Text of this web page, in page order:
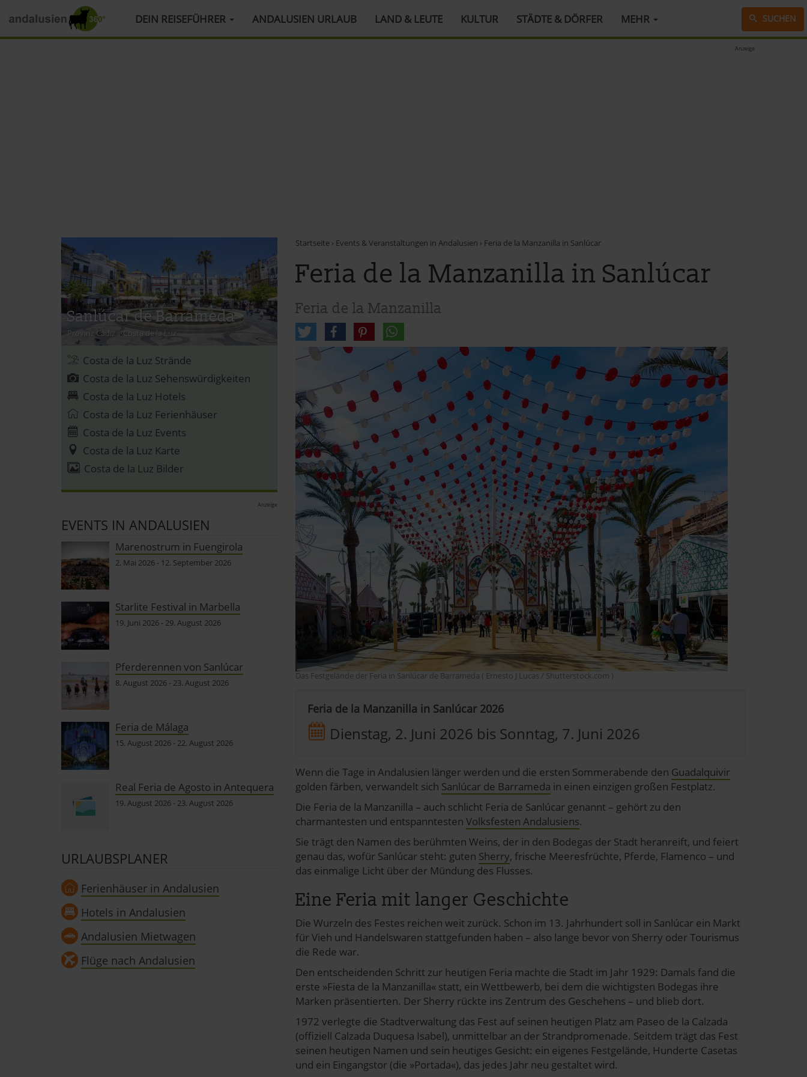
HAUPTMENÜ DEIN REISEFÜHRER ANDALUSIEN URLAUB LAND & LEUTE KULTUR STÄDTE & DÖRFER MEHR SUCHEN
Anzeige
Startseite › Events & Veranstaltungen in Andalusien › Feria de la Manzanilla in Sanlúcar
Feria de la Manzanilla in Sanlúcar
Feria de la Manzanilla
Das Festgelände der Feria in Sanlúcar de Barrameda ( Ernesto J Lucas / Shutterstock.com )
Feria de la Manzanilla in Sanlúcar 2026
Dienstag, 2. Juni 2026 bis Sonntag, 7. Juni 2026
Wenn die Tage in Andalusien länger werden und die ersten Sommerabende den Guadalquivir
golden färben, verwandelt sich Sanlúcar de Barrameda in einen einzigen großen Festplatz.
Die Feria de la Manzanilla – auch schlicht Feria de Sanlúcar genannt – gehört zu den
charmantesten und entspanntesten Volksfesten Andalusiens.
Sie trägt den Namen des berühmten Weins, der in den Bodegas der Stadt heranreift, und feiert
genau das, wofür Sanlúcar steht: guten Sherry, frische Meeresfrüchte, Pferde, Flamenco – und
das einmalige Licht über der Mündung des Flusses.
Eine Feria mit langer Geschichte
Die Wurzeln des Festes reichen weit zurück. Schon im 13. Jahrhundert soll in Sanlúcar ein Markt
für Vieh und Handelswaren stattgefunden haben – also lange bevor von Sherry oder Tourismus
die Rede war.
Den entscheidenden Schritt zur heutigen Feria machte die Stadt im Jahr 1929: Damals fand die
erste »Fiesta de la Manzanilla« statt, ein Wettbewerb, bei dem die wichtigsten Bodegas ihre
Marken präsentierten. Der Sherry rückte ins Zentrum des Geschehens – und blieb dort.
1972 verlegte die Stadtverwaltung das Fest auf seinen heutigen Platz am Paseo de la Calzada
(offiziell Calzada Duquesa Isabel), unmittelbar an der Strandpromenade. Seitdem trägt das Fest
seinen heutigen Namen und sein heutiges Gesicht: ein eigenes Festgelände, Hunderte Casetas
und ein Eingangstor (die »Portada«), das jedes Jahr neu gestaltet wird.
Sanlúcar de Barrameda
Provinz Cádiz |Costa de la Luz
Costa de la Luz Strände
Costa de la Luz Sehenswürdigkeiten
Costa de la Luz Hotels
Costa de la Luz Ferienhäuser
Costa de la Luz Events
Costa de la Luz Karte
Costa de la Luz Bilder
Anzeige
EVENTS IN ANDALUSIEN
Marenostrum in Fuengirola
2. Mai 2026 - 12. September 2026
Starlite Festival in Marbella
19. Juni 2026 - 29. August 2026
Pferderennen von Sanlúcar
8. August 2026 - 23. August 2026
Feria de Málaga
15. August 2026 - 22. August 2026
Real Feria de Agosto in Antequera
19. August 2026 - 23. August 2026
URLAUBSPLANER
Ferienhäuser in Andalusien
Hotels in Andalusien
Andalusien Mietwagen
Flüge nach Andalusien